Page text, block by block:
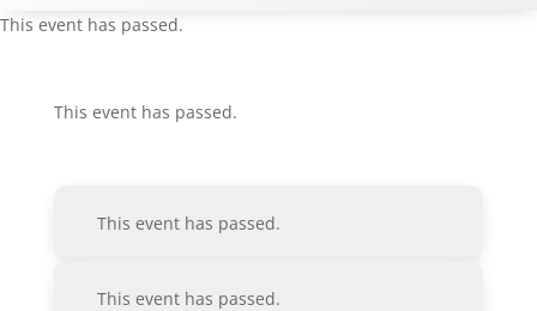
This event has passed.
This event has passed.
This event has passed.
This event has passed.